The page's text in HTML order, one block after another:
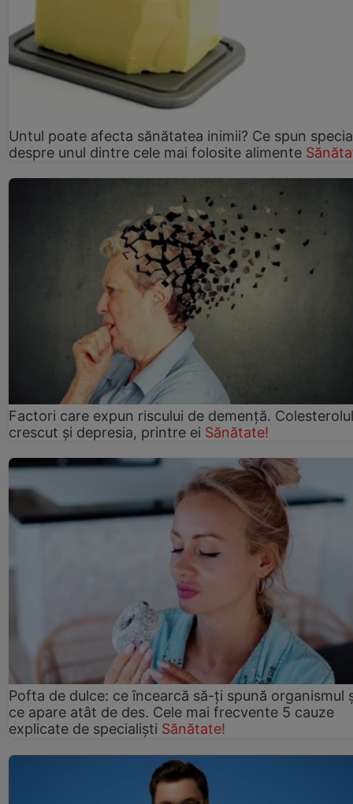
Untul poate afecta sănătatea inimii? Ce spun
despre unul dintre cele mai folosite alimente
Factori care expun riscului de demență. Colesterolul
crescut şi depresia, printre ei Sănătate!
Pofta de dulce: ce încearcă să-ți spună organismul
ce apare atât de des. Cele mai frecvente 5 cauze
explicate de specialiști Sănătate!